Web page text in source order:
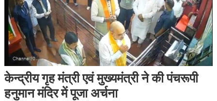
केन्द्रीय गृह मंत्री एवं मुख्यमंत्री ने की पंचरूपी
हनुमान मंदिर में पूजा अर्चना